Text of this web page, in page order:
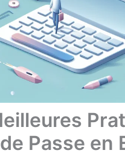
Passe en